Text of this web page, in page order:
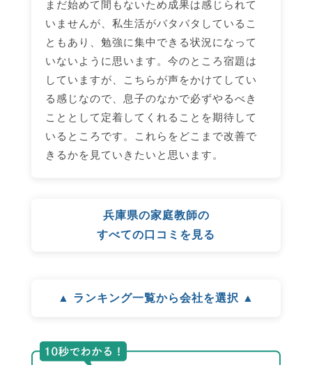
まだ始めて間もないため成果は感じられて
いませんが、私生活がバタバタしているこ
ともあり、勉強に集中できる状況になって
いないように思います。今のところ宿題は
していますが、こちらが声をかけてしてい
る感じなので、息子のなかで必ずやるべき
こととして定着してくれることを期待して
いるところです。これらをどこまで改善で
きるかを見ていきたいと思います。
兵庫県の家庭教師の
すべての口コミを見る
▲ ランキング一覧から会社を選択 ▲